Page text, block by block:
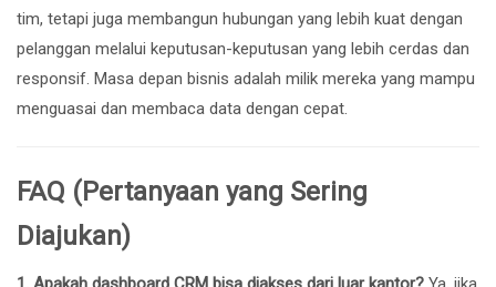
tim, tetapi juga membangun hubungan yang lebih kuat dengan
pelanggan melalui keputusan-keputusan yang lebih cerdas dan
responsif. Masa depan bisnis adalah milik mereka yang mampu
menguasai dan membaca data dengan cepat.
FAQ (Pertanyaan yang Sering
Diajukan)